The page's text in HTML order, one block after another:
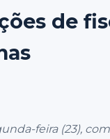
de
feira (23),